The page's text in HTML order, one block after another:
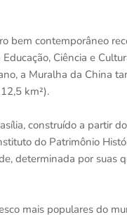
bem contemporâneo
Ciência e
a Muralha da China
km²).
construído a partir
do Patrimônio
determinada por suas
mais populares do